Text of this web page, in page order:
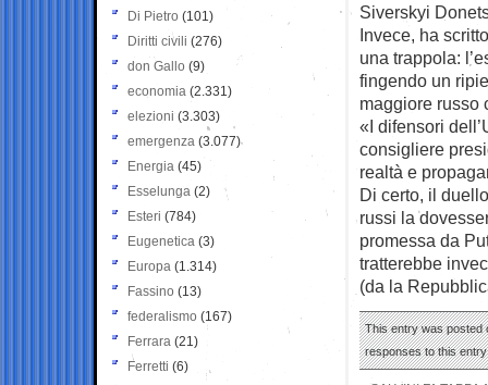
Siverskyi
Invece, ha
una trappola:
fingendo un
maggiore russo
«I difensori
consigliere
realtà e
Di certo, il
russi la
promessa da
tratterebbe
(da la
This entry was posted
responses to this
Di Pietro (101)
Diritti civili (276)
don Gallo (9)
economia (2.331)
elezioni (3.303)
emergenza (3.077)
Energia (45)
Esselunga (2)
Esteri (784)
Eugenetica (3)
Europa (1.314)
Fassino (13)
federalismo (167)
Ferrara (21)
Ferretti (6)